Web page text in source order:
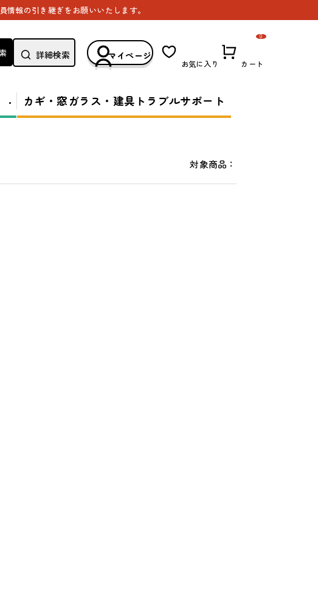
情報の引き継ぎをお願いいたします。
詳細検索 マイページ
お気に入り カート
0
カギ・窓ガラス・建具トラブルサポート
対象商品：